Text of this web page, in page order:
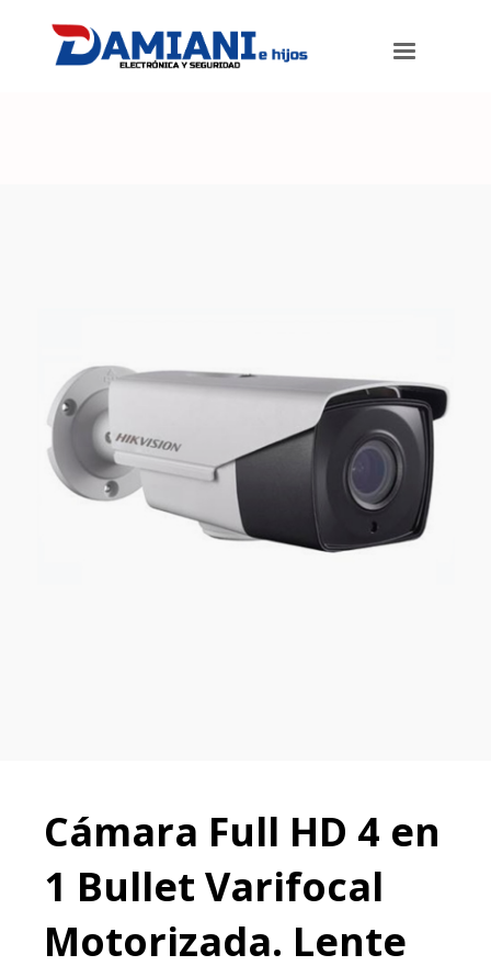
Motorizada. Lente 2.8 a 12mm. EXIR 40 metros
Cámara Full HD 4 en
1 Bullet Varifocal
Motorizada. Lente